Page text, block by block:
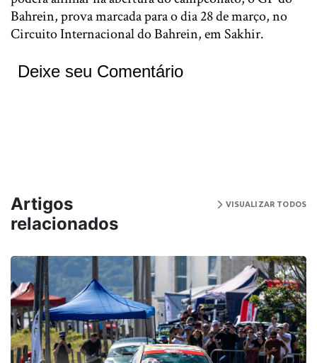
Bahrein, prova marcada para o dia 28 de março, no
Circuito Internacional do Bahrein, em Sakhir.
Deixe seu Comentário
Artigos
relacionados
VISUALIZAR TODOS